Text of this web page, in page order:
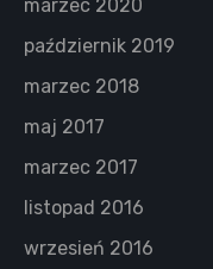
marzec 2020
październik 2019
marzec 2018
maj 2017
marzec 2017
listopad 2016
wrzesień 2016